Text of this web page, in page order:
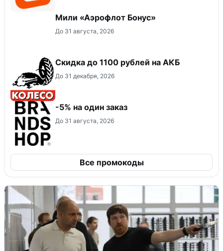
Мили «Аэрофлот Бонус»
До 31 августа, 2026
Скидка до 1100 рублей на АКБ
До 31 декабря, 2026
-5% на один заказ
До 31 августа, 2026
Все промокоды